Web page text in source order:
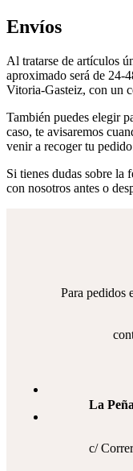
Envíos
Al tratarse de artículos
aproximado será de 24-
Vitoria-Gasteiz, con un
También puedes elegir
caso, te avisaremos
venir a recoger tu
Si tienes dudas sobre la
con nosotros antes o
Para pedidos
La
c/